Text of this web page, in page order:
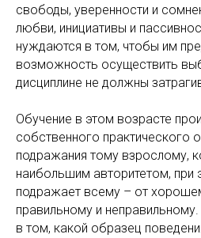
свободы, уверенности и
любви, инициативы и
нуждаются в том, чтобы им
возможность осуществить
дисциплине не должны
Обучение в этом возрасте
собственного практического
подражания тому взрослому,
наибольшим авторитетом, при
подражает всему – от
правильному и
в том, какой образец